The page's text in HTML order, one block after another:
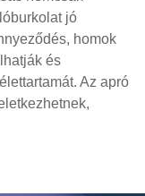
jó
homok
és
Az apró